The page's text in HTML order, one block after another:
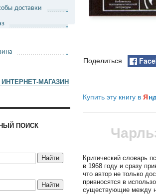
Поделиться
Купить эту книгу в я
Критический словарь
в 1968 году и сразу
что автор не только
привносятся в
существующие между
доставки
МАГАЗИН
ПОИСК
Найти
Найти